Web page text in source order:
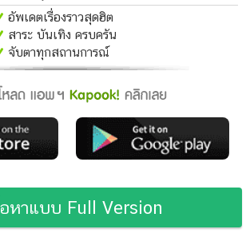
อัพเดตเรื่องราวสุดฮิต
สาระ บันเทิง ครบครัน
จับตาทุกสถานการณ์
หาแบบ Full Version